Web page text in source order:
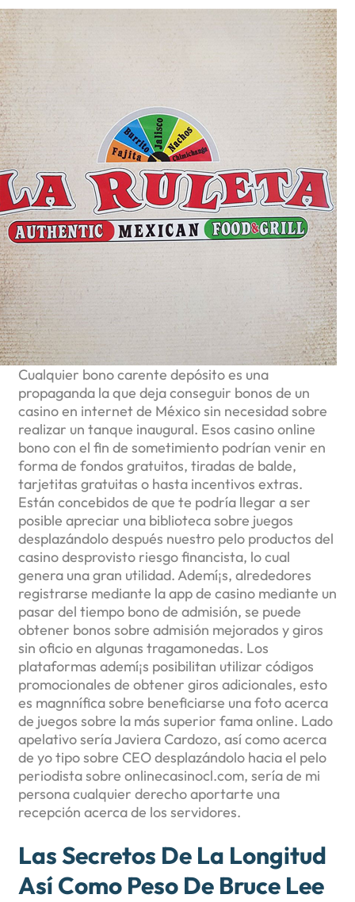
Cualquier bono carente depósito es una
propaganda la que deja conseguir bonos de un
casino en internet de México sin necesidad sobre
realizar un tanque inaugural. Esos casino online
bono con el fin de sometimiento podrían venir en
forma de fondos gratuitos, tiradas de balde,
tarjetitas gratuitas o hasta incentivos extras.
Están concebidos de que te podrí­a llegar a ser
posible apreciar una biblioteca sobre juegos
desplazándolo después nuestro pelo productos del
casino desprovisto riesgo financista, lo cual
genera una gran utilidad. Ademí¡s, alrededores
registrarse mediante la app de casino mediante un
pasar del tiempo bono de admisión, se puede
obtener bonos sobre admisión mejorados y giros
sin oficio en algunas tragamonedas. Los
plataformas ademí¡s posibilitan utilizar códigos
promocionales de obtener giros adicionales, esto
es magnnífica sobre beneficiarse una foto acerca
de juegos sobre la más superior fama online. Lado
apelativo serí­a Javiera Cardozo, así­ como acerca
de yo tipo sobre CEO desplazándolo hacia el pelo
periodista sobre onlinecasinocl.com, serí­a de mi
persona cualquier derecho aportarte una
recepción acerca de los servidores.
Las Secretos De La Longitud
Así­ Como Peso De Bruce Lee